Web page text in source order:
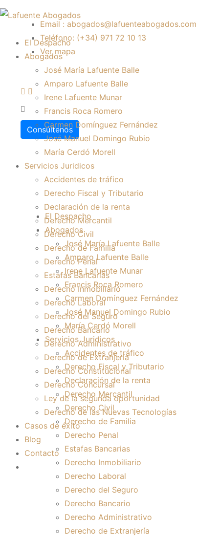
Email : abogados@lafuenteabogados.com
Teléfono: (+34) 971 72 10 13
Ver mapa
Consúltenos
El Despacho
Abogados
José María Lafuente Balle
Amparo Lafuente Balle
Irene Lafuente Munar
Francis Roca Romero
Carmen Domínguez Fernández
José Manuel Domingo Rubio
María Cerdó Morell
Servicios Juridicos
Accidentes de tráfico
Derecho Fiscal y Tributario
Declaración de la renta
Derecho Mercantil
Derecho Civil
Derecho de Familia
Derecho Penal
Estafas Bancarias
Derecho Inmobiliario
Derecho Laboral
Derecho del Seguro
Derecho Bancario
Derecho Administrativo
Derecho de Extranjería
El Despacho
Abogados
José María Lafuente Balle
Amparo Lafuente Balle
Irene Lafuente Munar
Francis Roca Romero
Carmen Domínguez Fernández
José Manuel Domingo Rubio
María Cerdó Morell
Servicios Juridicos
Accidentes de tráfico
Derecho Fiscal y Tributario
Declaración de la renta
Derecho Mercantil
Derecho Civil
Derecho de Familia
Derecho Penal
Estafas Bancarias
Derecho Inmobiliario
Derecho Laboral
Derecho del Seguro
Derecho Bancario
Derecho Administrativo
Derecho de Extranjería
Derecho Constitucional
Derecho Concursal
Ley de la segunda oportunidad
Derecho de las Nuevas Tecnologías
Casos de éxito
Blog
Contacto